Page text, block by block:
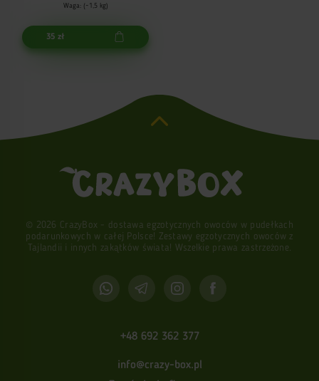
Waga: (~1,5 kg)
35 zł
© 2026 CrazyBox - dostawa egzotycznych owoców w pudełkach
podarunkowych w całej Polsce! Zestawy egzotycznych owoców z
Tajlandii i innych zakątków świata! Wszelkie prawa zastrzeżone.
+48 692 362 377
info@crazy-box.pl